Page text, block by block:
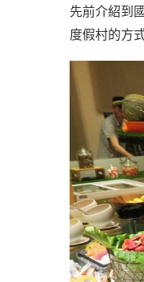
先前介紹到
度假村的方